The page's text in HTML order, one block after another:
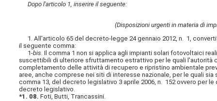
Dopo l'articolo 1, inserire il seguente:
(Disposizioni urgenti in materia di
1. All'articolo 65 del decreto-legge 24 gennaio 2012, n. 1,
il seguente comma:
1-bis. Il comma 1 non si applica agli impianti solari fotovoltaici
suscettibili di ulteriore sfruttamento estrattivo per le quali
completamento delle attività di recupero e ripristino ambientale
aree, anche comprese nei siti di interesse nazionale, per le quali
comma 13, del decreto legislativo 3 aprile 2006, n. 152 ovvero per
decreto legislativo.
*1. 08. Foti, Butti, Trancassini.